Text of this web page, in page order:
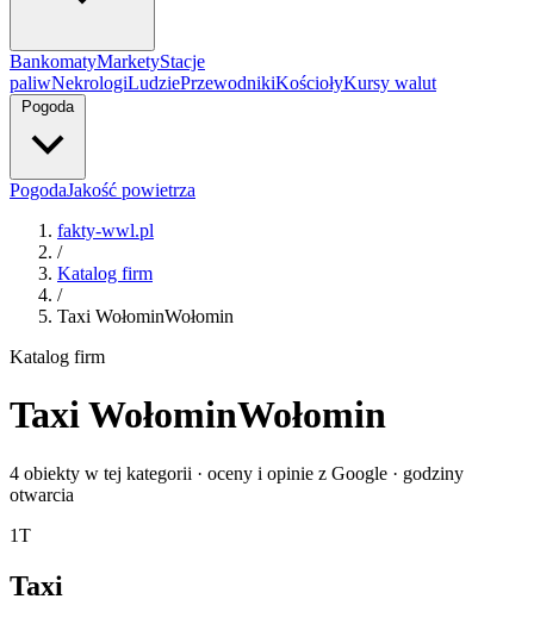
BankomatyMarketyStacje
paliwNekrologiLudziePrzewodnikiKościołyKursy walut
Pogoda
PogodaJakość powietrza
fakty-wwl.pl
/
Katalog firm
/
Taxi WołominWołomin
Katalog firm
Taxi WołominWołomin
4 obiekty w tej kategorii · oceny i opinie z Google · godziny
otwarcia
1T
Taxi